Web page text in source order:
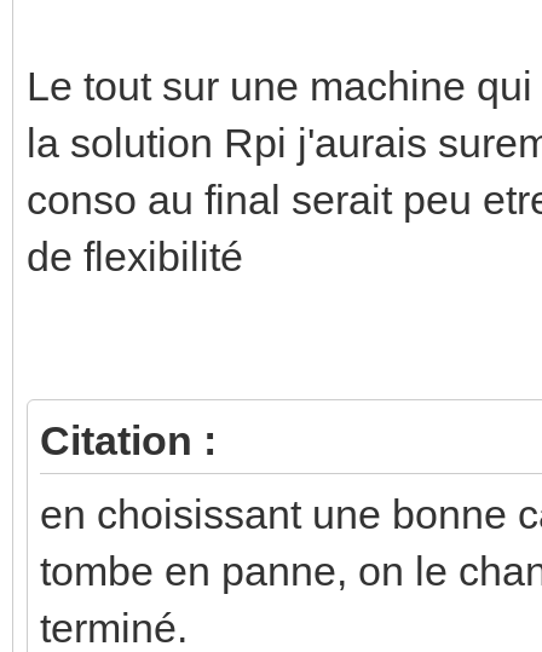
Le tout sur une machine
la solution Rpi j'aurais
conso au final serait peu
de flexibilité
Citation :
en choisissant une bonne
tombe en panne, on le
terminé.